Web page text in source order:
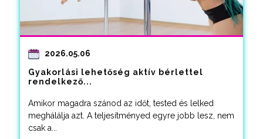
2026.05.06
Gyakorlási lehetőség aktív bérlettel
rendelkező...
Amikor magadra szánod az időt, tested és lelked
meghálálja azt. A teljesítményed egyre jobb lesz, nem
csak a...